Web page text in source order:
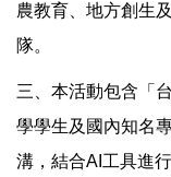
農教育、地方創生
隊。
三、本活動包含「
學學生及國內知名
溝，結合AI工具進行